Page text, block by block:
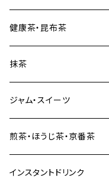
健康茶・昆布茶
抹茶
ジャム・スイーツ
煎茶・ほうじ茶・京番茶
インスタントドリンク